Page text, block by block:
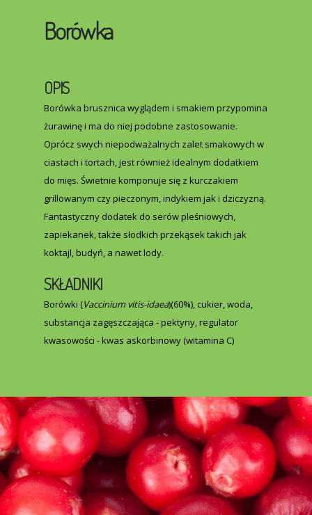
Borówka
OPIS
Borówka brusznica wyglądem i smakiem przypomina
żurawinę i ma do niej podobne zastosowanie.
Oprócz swych niepodważalnych zalet smakowych w
ciastach i tortach, jest również idealnym dodatkiem
do mięs. Świetnie komponuje się z kurczakiem
grillowanym czy pieczonym, indykiem jak i dziczyzną.
Fantastyczny dodatek do serów pleśniowych,
zapiekanek, także słodkich przekąsek takich jak
koktajl, budyń, a nawet lody.
SKŁADNIKI
Borówki (Vaccinium vitis-idaea)(60%), cukier, woda,
substancja zagęszczająca - pektyny, regulator
kwasowości - kwas askorbinowy (witamina C)